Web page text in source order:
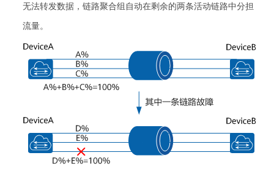
无法转发数据，链路聚合组自动在剩余的两条活动链路中分担
流量。